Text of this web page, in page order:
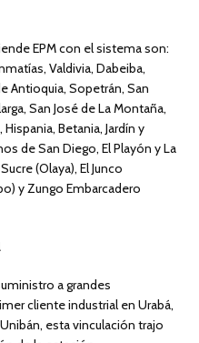
EPM con el sistema son:
Valdivia, Dabeiba,
Antioquia, Sopetrán, San
San José de La Montaña,
Betania, Jardín y
de San Diego, El Playón y La
(Olaya), El Junco
y Zungo Embarcadero
a grandes
cliente industrial en Urabá,
esta vinculación trajo